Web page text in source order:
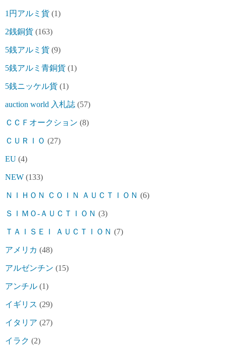
1円アルミ貨 (1)
2銭銅貨 (163)
5銭アルミ貨 (9)
5銭アルミ青銅貨 (1)
5銭ニッケル貨 (1)
auction world 入札誌 (57)
ＣＣＦオークション (8)
ＣＵＲＩＯ (27)
EU (4)
NEW (133)
ＮＩＨＯＮ ＣＯＩＮ ＡＵＣＴＩＯＮ (6)
ＳＩＭＯ-ＡＵＣＴＩＯＮ (3)
ＴＡＩＳＥＩ ＡＵＣＴＩＯＮ (7)
アメリカ (48)
アルゼンチン (15)
アンチル (1)
イギリス (29)
イタリア (27)
イラク (2)